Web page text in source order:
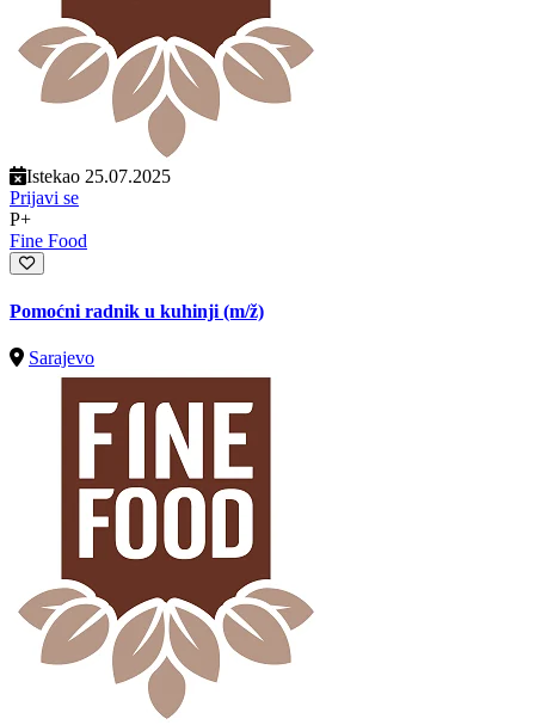
Istekao 25.07.2025
Prijavi se
P+
Fine Food
Pomoćni radnik u kuhinji (m/ž)
Sarajevo